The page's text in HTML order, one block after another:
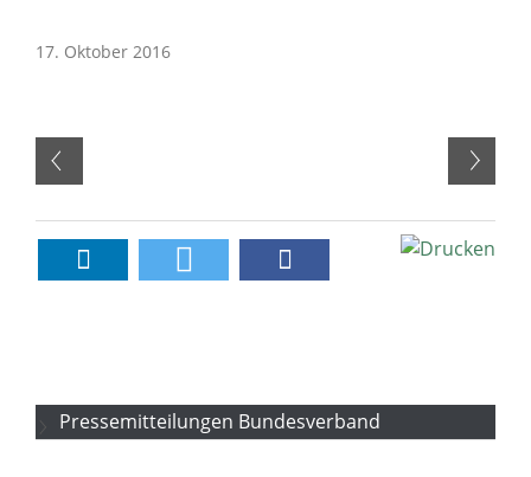
17. Oktober 2016
Pressemitteilungen Bundesverband